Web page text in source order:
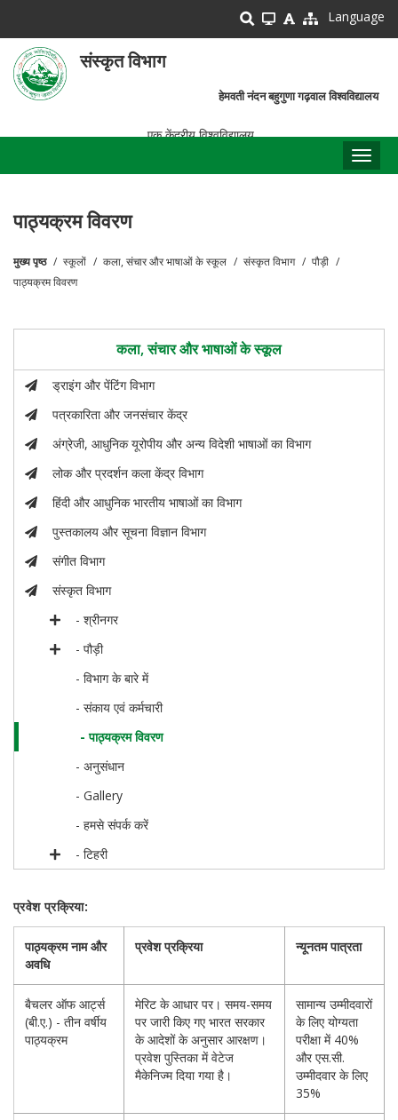
main
content
Language
संस्कृत विभाग
हेमवती नंदन बहुगुणा गढ़वाल विश्वविद्यालय
एक केंद्रीय विश्वविद्यालय
पाठ्यक्रम विवरण
पग
मुख्य पृष्ठ स्कूलों कला, संचार और भाषाओं के स्कूल संस्कृत विभाग
पौड़ी
पाठ्यक्रम विवरण
कला, संचार और भाषाओं के स्कूल
ड्राइंग और पेंटिंग विभाग
पत्रकारिता और जनसंचार केंद्र
अंग्रेजी, आधुनिक यूरोपीय और अन्य विदेशी भाषाओं का विभाग
लोक और प्रदर्शन कला केंद्र विभाग
हिंदी और आधुनिक भारतीय भाषाओं का विभाग
पुस्तकालय और सूचना विज्ञान विभाग
संगीत विभाग
संस्कृत विभाग
- श्रीनगर
- पौड़ी
- विभाग के बारे में
- संकाय एवं कर्मचारी
- पाठ्यक्रम विवरण
- अनुसंधान
- Gallery
- हमसे संपर्क करें
- टिहरी
प्रवेश प्रक्रिया:
पाठ्यक्रम नाम और
अवधि
प्रवेश प्रक्रिया न्यूनतम पात्रता
बैचलर ऑफ आर्ट्स
(बी.ए.) - तीन वर्षीय
पाठ्यक्रम
मेरिट के आधार पर। समय-समय
पर जारी किए गए भारत सरकार
के आदेशों के अनुसार आरक्षण।
प्रवेश पुस्तिका में वेटेज
मैकेनिज्म दिया गया है।
सामान्य उम्मीदवारों
के लिए योग्यता
परीक्षा में 40%
और एस.सी.
उम्मीदवार के लिए
35%